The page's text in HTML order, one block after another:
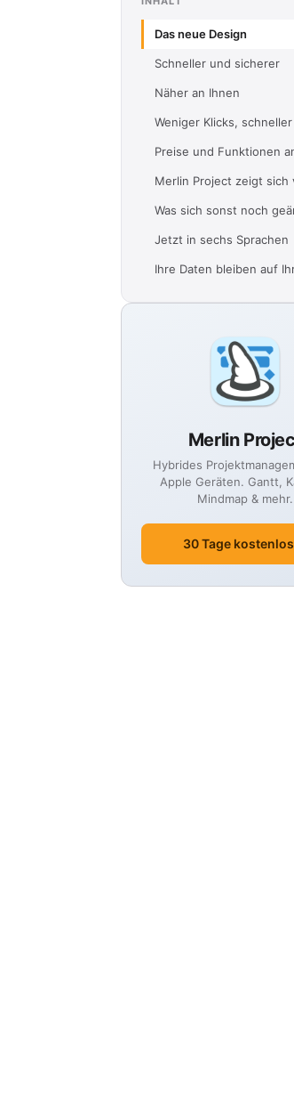
Das neue Design
Schneller und sicherer
Näher an Ihnen
Weniger Klicks, schneller
Jetzt in sechs Sprachen
Merlin
Hybrides
Apple Geräten. Gantt,
Mindmap & mehr.
30 Tage